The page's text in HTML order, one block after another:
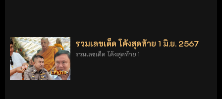
รวมเลขเด็ด โค้งสุดท้าย 1 มิ.ย. 2567
รวมเลขเด็ด โค้งสุดท้าย 1